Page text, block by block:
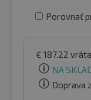
Porovnať
€ 187.22
NA
Doprava